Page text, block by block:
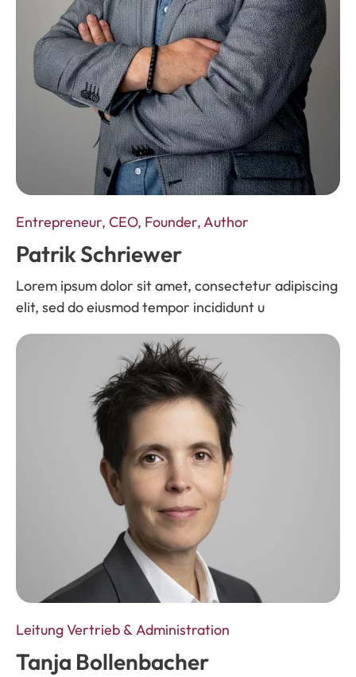
Entrepreneur, CEO, Founder, Author
Patrik Schriewer
Lorem ipsum dolor sit amet, consectetur adipiscing
elit, sed do eiusmod tempor incididunt u
Leitung Vertrieb & Administration
Tanja Bollenbacher